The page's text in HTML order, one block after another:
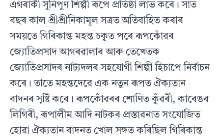
এগৰাকী সুনিপুণ শিল্পী ৰূপে প্ৰতিষ্ঠা লাভ কৰে। সাত
বছৰ কাল শ্ৰীশ্ৰীনিকামূল সত্ৰত অতিবাহিত কৰাৰ
সময়তে গিৰিকান্ত মহন্ত চকুত পৰে ৰূপকোঁৱৰ
জ‍্যোতিপ্ৰসাদ আগৰৱালাৰ আৰু তেখেতক
জ্যোতিপ্ৰসাদৰ নাট‍্যদলৰ সহযোগী শিল্পী হিচাপে নিৰ্বাচন
কৰে। তাতে মহন্তদেৱে এক নতুন ৰূপত ঐক‍্যতান
বাদনৰ সৃষ্টি কৰে। ৰূপকোঁৱৰৰ শোণিত কুঁৱৰী, কাৰেঙৰ
লিগিৰী, ৰূপালীম আদি নাটকৰ প্ৰস্তাৱনাত সংযোজিত
হোৱা ঐক‍্যতান বাদনত খোল সঙ্গত কৰিছিল গিৰিকান্ত